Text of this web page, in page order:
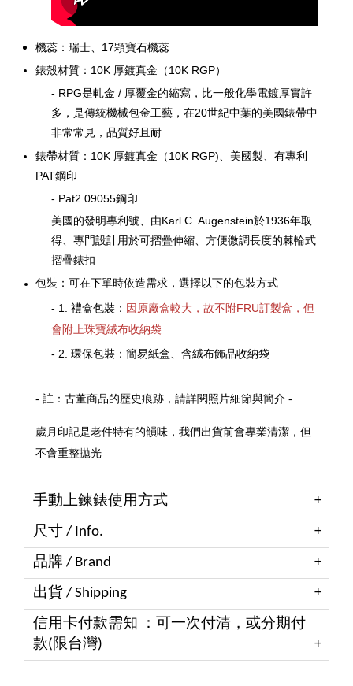
機蕊：瑞士、17顆寶石機蕊
錶殼材質： 10K 厚鍍真金 （10K RGP）
- RPG是軋金 / 厚覆金的縮寫，比一般化學電鍍厚實許
多，是傳統機械包金工藝，在20世紀中葉的美國錶帶中
非常常見，品質好且耐
錶帶材質： 10K 厚鍍真金 （10K RGP) 、美國製、有專利
PAT鋼印
- Pat2 09055鋼印
美國的發明專利號、由Karl C. Augenstein於1936年取
得、專門設計用於可摺疊伸縮、方便微調長度的棘輪式
摺疊錶扣
包裝：可在下單時依造需求，選擇以下的包裝方式
- 1. 禮盒包裝： 因原廠盒較大，故不附FRU訂製盒，但
會附上珠寶絨布收納袋
- 2. 環保包裝：簡易紙盒、含絨布飾品收納袋
- 註：古董商品的歷史痕跡，請詳閱照片細節與簡介 -
歲月印記是老件特有的韻味，我們出貨前會專業清潔，但
不會重整拋光
手動上鍊錶使用方式
尺寸 / Info.
品牌 / Brand
出貨 / Shipping
信用卡付款需知 ：可一次付清，或分期付
款(限台灣)